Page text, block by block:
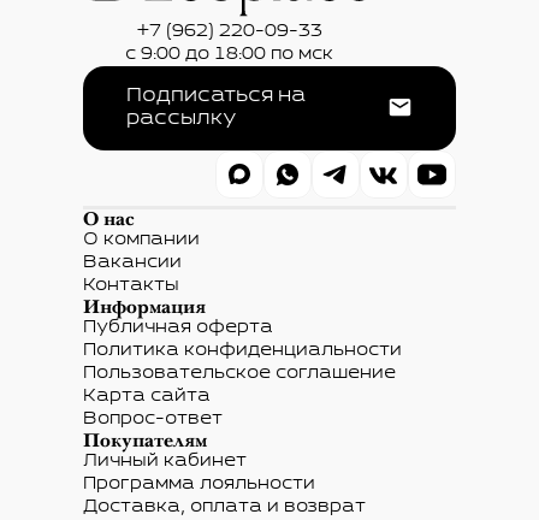
+7 (962) 220-09-33
с 9:00 до 18:00 по мск
Подписаться на
рассылку
О нас
О компании
Вакансии
Контакты
Информация
Публичная оферта
Политика конфиденциальности
Пользовательское соглашение
Карта сайта
Вопрос-ответ
Покупателям
Личный кабинет
Программа лояльности
Доставка, оплата и возврат